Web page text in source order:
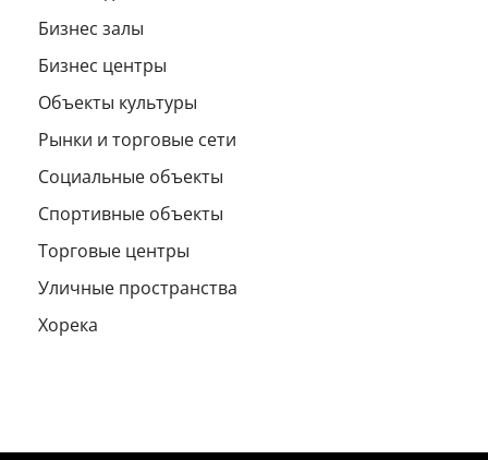
Бизнес залы
Бизнес центры
Объекты культуры
Рынки и торговые сети
Социальные объекты
Спортивные объекты
Торговые центры
Уличные пространства
Хорека